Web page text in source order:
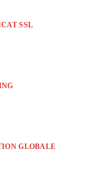
SSL
GLOBALE